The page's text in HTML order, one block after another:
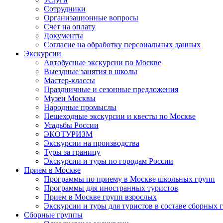
Сотрудники
Организационные вопросы
Счет на оплату
Документы
Согласие на обработку персональных данных
Экскурсии
Автобусные экскурсии по Москве
Выездные занятия в школы
Мастер-классы
Праздничные и сезонные предложения
Музеи Москвы
Народные промыслы
Пешеходные экскурсии и квесты по Москве
Усадьбы России
ЭКОТУРИЗМ
Экскурсии на производства
Туры за границу
Экскурсии и туры по городам России
Прием в Москве
Программы по приему в Москве школьных групп
Программы для иностранных туристов
Прием в Москве групп взрослых
Экскурсии и туры для туристов в составе сборных
Сборные группы